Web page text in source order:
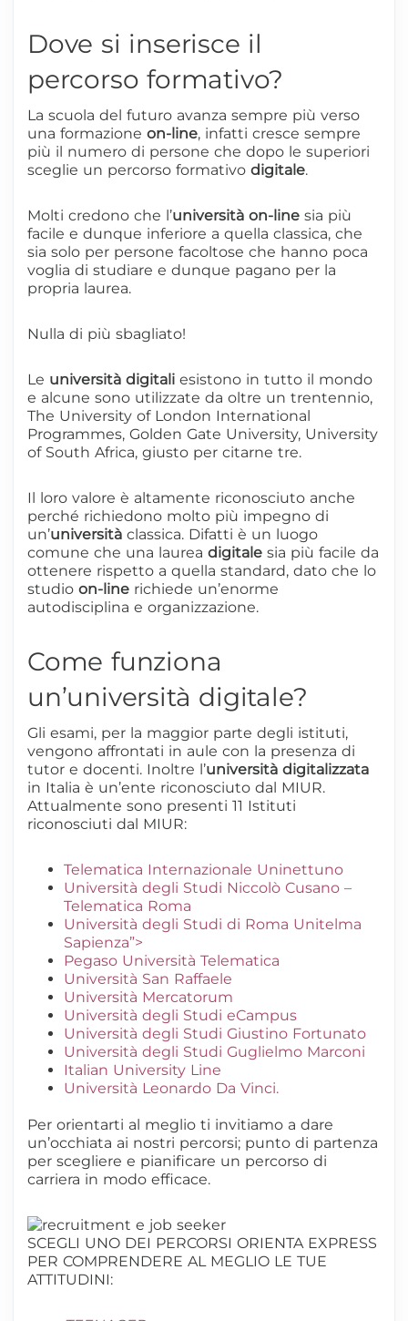
Dove si inserisce il
percorso formativo?
La scuola del futuro avanza sempre più verso
una formazione on-line, infatti cresce sempre
più il numero di persone che dopo le superiori
sceglie un percorso formativo digitale.
Molti credono che l’università on-line sia più
facile e dunque inferiore a quella classica, che
sia solo per persone facoltose che hanno poca
voglia di studiare e dunque pagano per la
propria laurea.
Nulla di più sbagliato!
Le università digitali esistono in tutto il mondo
e alcune sono utilizzate da oltre un trentennio,
The University of London International
Programmes, Golden Gate University, University
of South Africa, giusto per citarne tre.
Il loro valore è altamente riconosciuto anche
perché richiedono molto più impegno di
un’università classica. Difatti è un luogo
comune che una laurea digitale sia più facile da
ottenere rispetto a quella standard, dato che lo
studio on-line richiede un’enorme
autodisciplina e organizzazione.
Come funziona
un’università digitale?
Gli esami, per la maggior parte degli istituti,
vengono affrontati in aule con la presenza di
tutor e docenti. Inoltre l’università digitalizzata
in Italia è un’ente riconosciuto dal MIUR.
Attualmente sono presenti 11 Istituti
riconosciuti dal MIUR:
Telematica Internazionale Uninettuno
Università degli Studi Niccolò Cusano –
Telematica Roma
Università degli Studi di Roma Unitelma
Sapienza”>
Pegaso Università Telematica
Università San Raffaele
Università Mercatorum
Università degli Studi eCampus
Università degli Studi Giustino Fortunato
Università degli Studi Guglielmo Marconi
Italian University Line
Università Leonardo Da Vinci.
Per orientarti al meglio ti invitiamo a dare
un’occhiata ai nostri percorsi; punto di partenza
per scegliere e pianificare un percorso di
carriera in modo efficace.
SCEGLI UNO DEI PERCORSI ORIENTA EXPRESS
PER COMPRENDERE AL MEGLIO LE TUE
ATTITUDINI: